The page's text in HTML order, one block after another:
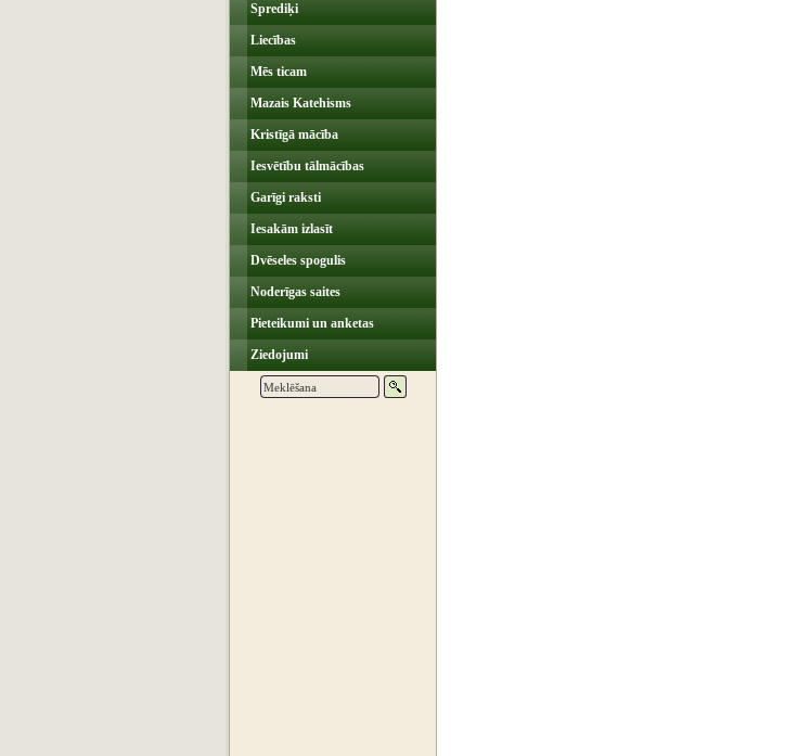
Sprediķi
Liecības
Mēs ticam
Mazais Katehisms
Kristīgā mācība
Iesvētību tālmācības
Garīgi raksti
Iesakām izlasīt
Dvēseles spogulis
Noderīgas saites
Pieteikumi un anketas
Ziedojumi